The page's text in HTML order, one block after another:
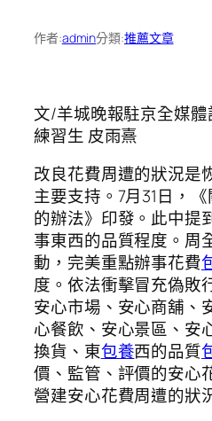
作者:admin分類:推薦文章
文/羊城晚報駐京全媒體
練習生 皮雨熹
改良花費周遭的狀況是
主要支持。7月31日，
的辦法》印發。此中提
事東西的品質程度。周
動，完美重點辦事花費
度。依法衝擊冒充偽敗
安心市場、安心商舖、
心餐飲、安心景區、安
換貨、東包養西的品質
價、監管、評價的安心
營建安心花費周遭的狀